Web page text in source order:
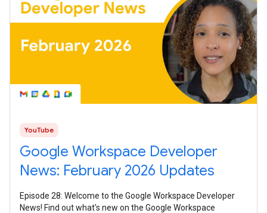
YouTube
Google Workspace Developer
News: February 2026 Updates
Episode 28: Welcome to the Google Workspace Developer
News! Find out what's new on the Google Workspace